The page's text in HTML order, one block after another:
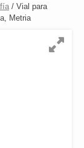
/ Vial para
Metria